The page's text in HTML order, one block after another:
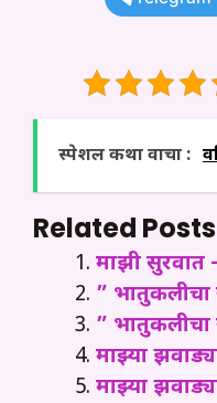
स्पेशल कथा वाचा :
Related
माझी सुरवात
”
”
माझ्या
माझ्या